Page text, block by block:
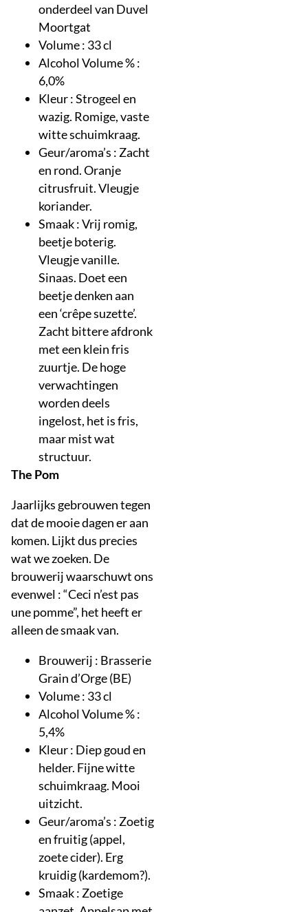
onderdeel van Duvel
Moortgat
Volume : 33 cl
Alcohol Volume % :
6,0%
Kleur : Strogeel en
wazig. Romige, vaste
witte schuimkraag.
Geur/aroma’s : Zacht
en rond. Oranje
citrusfruit. Vleugje
koriander.
Smaak : Vrij romig,
beetje boterig.
Vleugje vanille.
Sinaas. Doet een
beetje denken aan
een ‘crêpe suzette’.
Zacht bittere afdronk
met een klein fris
zuurtje. De hoge
verwachtingen
worden deels
ingelost, het is fris,
maar mist wat
structuur.
The Pom
Jaarlijks gebrouwen tegen
dat de mooie dagen er aan
komen. Lijkt dus precies
wat we zoeken. De
brouwerij waarschuwt ons
evenwel : “Ceci n’est pas
une pomme”, het heeft er
alleen de smaak van.
Brouwerij : Brasserie
Grain d’Orge (BE)
Volume : 33 cl
Alcohol Volume % :
5,4%
Kleur : Diep goud en
helder. Fijne witte
schuimkraag. Mooi
uitzicht.
Geur/aroma’s : Zoetig
en fruitig (appel,
zoete cider). Erg
kruidig (kardemom?).
Smaak : Zoetige